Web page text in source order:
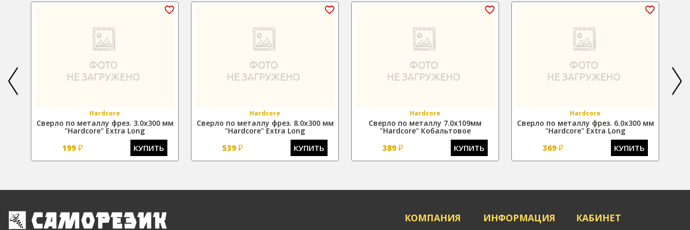
Hardcore
Сверло по металлу фрез. 3.0х300 мм
"Hardcore" Extra Long
199 ₽ КУПИТЬ
Hardcore
Сверло по металлу фрез. 8.0х300 мм
"Hardcore" Extra Long
539 ₽ КУПИТЬ
Hardcore
Сверло по металлу 7.0х109мм
"Hardcore" Кобальтовое
389 ₽ КУПИТЬ
Hardcore
Сверло по металлу фрез. 6.0х300 мм
"Hardcore" Extra Long
369 ₽ КУПИТЬ
КОМПАНИЯ ИНФОРМАЦИЯ КАБИНЕТ